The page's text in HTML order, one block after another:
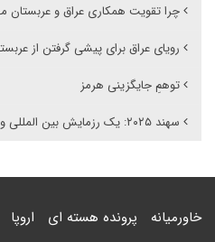
چرا تقویت همکاری عراق و عربستان
رویای عراق برای پیشی گرفتن از
توهمِ جایگزینی هرمز
سهند ۲۰۲۵: یک رزمایش بین المللی و چند پیام راهبردی
خاورمیانه پرونده هسته ای اروپا